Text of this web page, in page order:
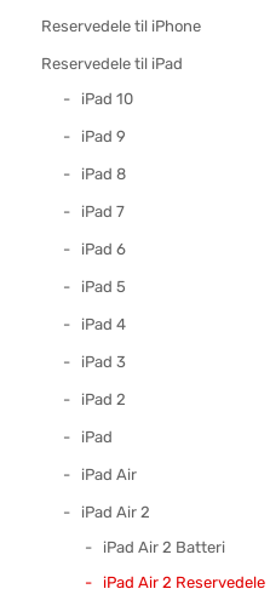
Reservedele til iPhone
Reservedele til iPad
iPad 10
iPad 9
iPad 8
iPad 7
iPad 6
iPad 5
iPad 4
iPad 3
iPad 2
iPad
iPad Air
iPad Air 2
iPad Air 2 Batteri
iPad Air 2 Reservedele